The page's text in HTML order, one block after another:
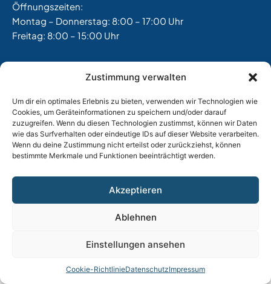
Zustimmung verwalten
Um dir ein optimales Erlebnis zu bieten, verwenden wir Technologien wie
Cookies, um Geräteinformationen zu speichern und/oder darauf
zuzugreifen. Wenn du diesen Technologien zustimmst, können wir Daten
wie das Surfverhalten oder eindeutige IDs auf dieser Website verarbeiten.
Wenn du deine Zustimmung nicht erteilst oder zurückziehst, können
bestimmte Merkmale und Funktionen beeinträchtigt werden.
Akzeptieren
Ablehnen
Einstellungen ansehen
Cookie-RichtlinieDatenschutzImpressum
Öffnungszeiten:
Montag – Donnerstag: 8:00 – 17:00 Uhr
Freitag: 8:00 – 15:00 Uhr
Datenschutz |AGB